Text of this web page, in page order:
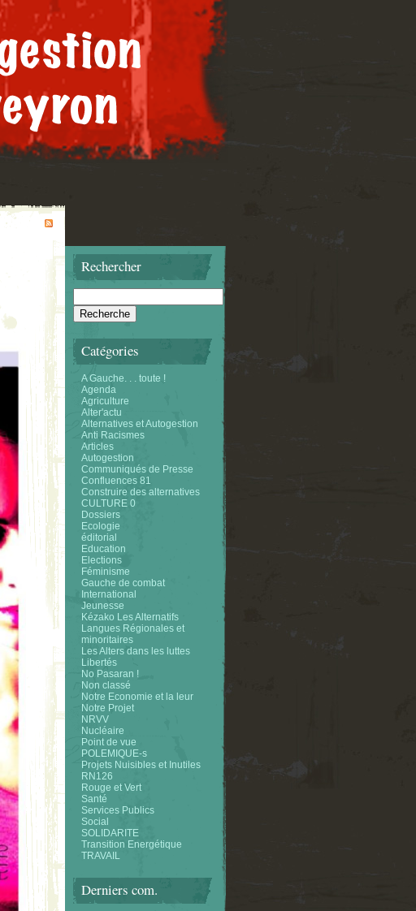
Rechercher
Catégories
A Gauche. . . toute !
Agenda
Agriculture
Alter'actu
Alternatives et Autogestion
Anti Racismes
Articles
Autogestion
Communiqués de Presse
Confluences 81
Construire des alternatives
CULTURE 0
Dossiers
Ecologie
éditorial
Education
Elections
Féminisme
Gauche de combat
International
Jeunesse
Kézako Les Alternatifs
Langues Régionales et
minoritaires
Les Alters dans les luttes
Libertés
No Pasaran !
Non classé
Notre Economie et la leur
Notre Projet
NRVV
Nucléaire
Point de vue
POLEMIQUE-s
Projets Nuisibles et Inutiles
RN126
Rouge et Vert
Santé
Services Publics
Social
SOLIDARITE
Transition Energétique
TRAVAIL
Derniers com.